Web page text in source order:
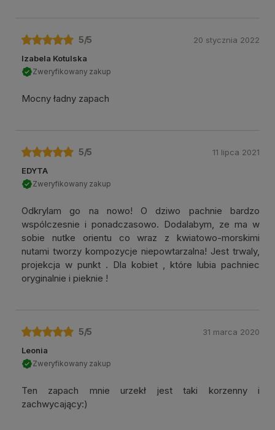
5/5
Izabela Kotulska
Zweryfikowany zakup
Mocny ładny zapach
20 stycznia 2022
5/5
EDYTA
Zweryfikowany zakup
Odkrylam go na nowo! O dziwo pachnie bardzo
wspólczesnie i ponadczasowo. Dodalabym, ze ma w
sobie nutke orientu co wraz z kwiatowo-morskimi
nutami tworzy kompozycje niepowtarzalna! Jest trwaly,
projekcja w punkt . Dla kobiet , które lubia pachniec
oryginalnie i pieknie !
11 lipca 2021
5/5
Leonia
Zweryfikowany zakup
Ten zapach mnie urzekł jest taki korzenny i
zachwycający:)
31 marca 2020